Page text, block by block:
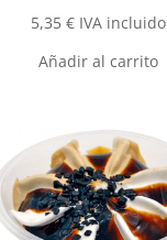
5,35 € IVA incluido
Añadir al carrito